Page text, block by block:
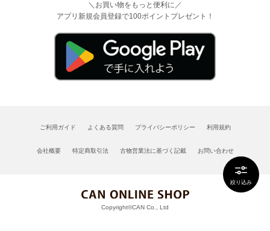
絞り込み
＼お買い物をもっと便利に／
アプリ新規会員登録で100ポイントプレゼント！
ご利用ガイド よくある質問 プライバシーポリシー 利用規約
会社概要 特定商取引法 古物営業法に基づく記載 お問い合わせ
Copyright©CAN Co., Ltd